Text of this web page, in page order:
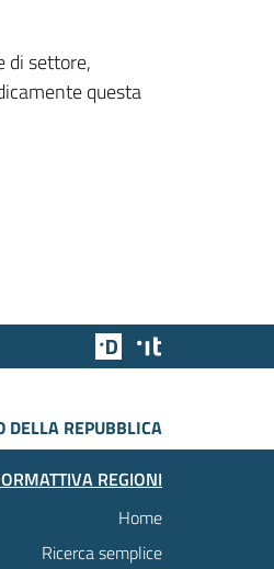
di settore,
questa
Team Digitale
DELLA REPUBBLICA
REGIONI
Home
Ricerca semplice